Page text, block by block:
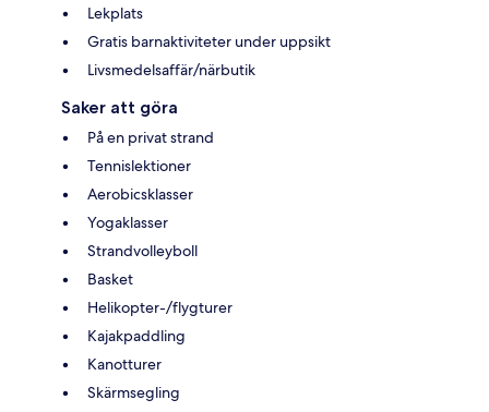
Lekplats
Gratis barnaktiviteter under uppsikt
Livsmedelsaffär/närbutik
Saker att göra
På en privat strand
Tennislektioner
Aerobicsklasser
Yogaklasser
Strandvolleyboll
Basket
Helikopter-/flygturer
Kajakpaddling
Kanotturer
Skärmsegling